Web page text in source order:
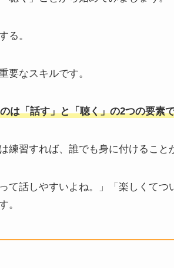
る。
要なスキルです。
は「話す」と「聴く」の2つの要素
練習すれば、誰でも身に付けること
て話しやすいよね。」「楽しくて
。